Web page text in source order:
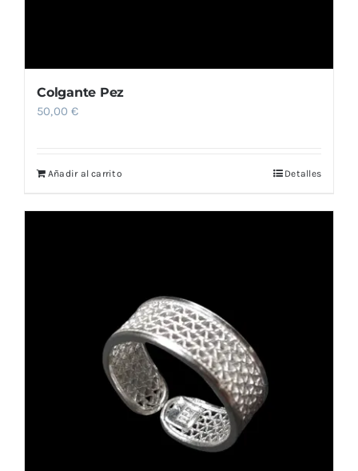
Colgante Pez
50,00€
Añadir al carrito Detalles